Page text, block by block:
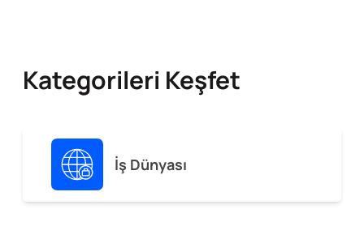
Kategorileri Keşfet
İş Dünyası